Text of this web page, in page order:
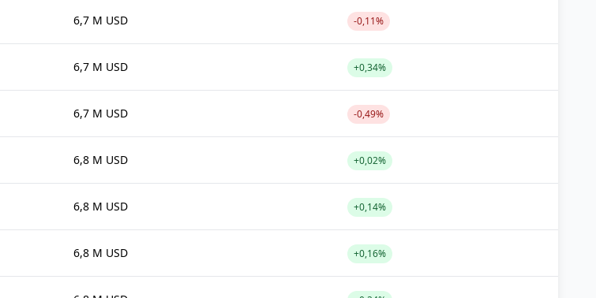
6,7 M USD -0,11%
6,7 M USD +0,34%
6,7 M USD -0,49%
6,8 M USD +0,02%
6,8 M USD +0,14%
6,8 M USD +0,16%